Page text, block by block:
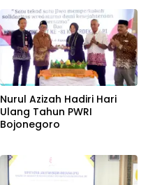
Nurul Azizah Hadiri Hari
Ulang Tahun PWRI
Bojonegoro